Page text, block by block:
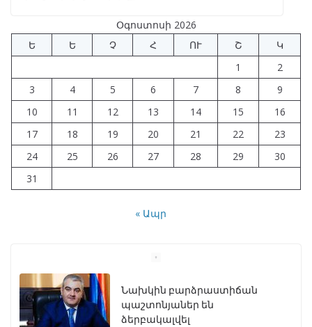
Օգոստոսի 2026
Ե
Ե Չ Հ ՈՒ Շ
Կ
1
2
3
4 5 6 7 8
9
10
11 12 13 14 15
16
17
18 19 20 21 22
23
24
25 26 27 28 29
30
31
« Ապր
Նախկին բարձրաստիճան
պաշտոնյաներ են
ձերբակալվել